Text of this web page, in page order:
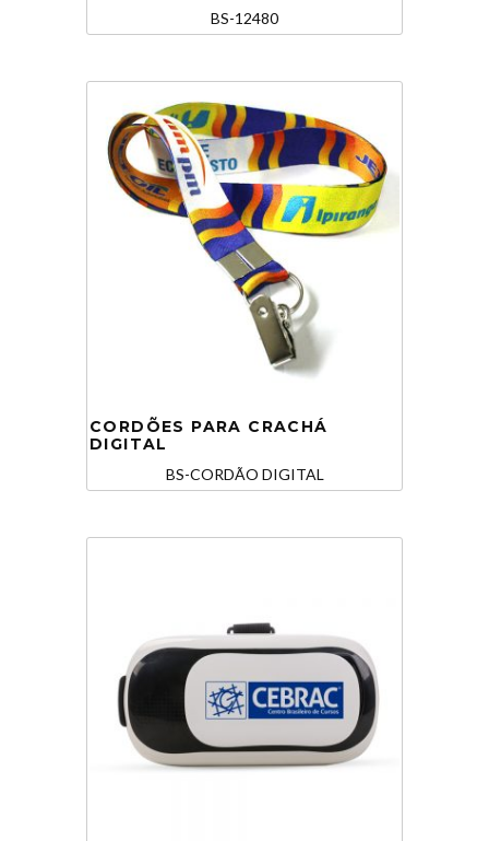
BS-12480
CORDÕES PARA CRACHÁ
DIGITAL
BS-CORDÃO DIGITAL